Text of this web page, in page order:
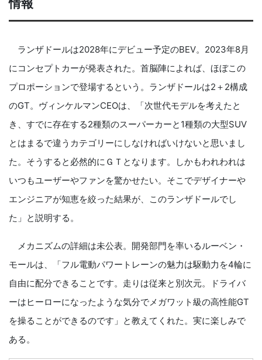
情報
ランザドールは2028年にデビュー予定のBEV。2023年8月
にコンセプトカーが発表された。首脳陣によれば、ほぼこの
プロポーションで登場するという。ランザドールは2＋2構成
のGT。ヴィンケルマンCEOは、「次世代モデルを考えたと
き、すでに存在する2種類のスーパーカーと1種類の大型SUV
とはまるで違うカテゴリーにしなければいけないと思いまし
た。そうすると必然的にＧＴとなります。しかもわれわれは
いつもユーザーやファンを驚かせたい。そこでデザイナーや
エンジニアが知恵を絞った結果が、このランザドールでし
た」と説明する。
メカニズムの詳細は未公表。開発部門を率いるルーベン・
モールは、「フル電動パワートレーンの魅力は駆動力を4輪に
自由に配分できることです。走りは従来と別次元。ドライバ
ーはヒーローになったような気分でメガワット級の高性能GT
を操ることができるのです」と教えてくれた。実に楽しみで
ある。